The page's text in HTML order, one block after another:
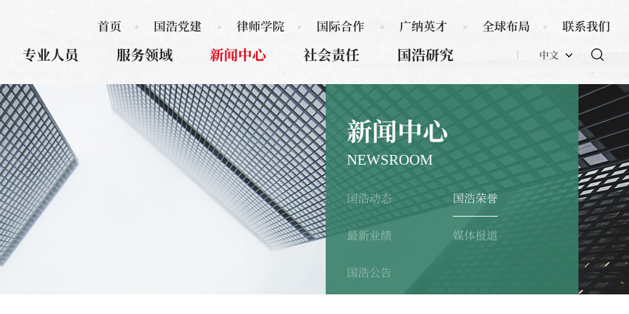
专业人员 服务领域 新闻中心 社会责任 国浩研究 中文
首页 国浩党建 律师学院 国际合作 广纳英才 全球布局 联系我们
新闻中心
NEWSROOM
国浩动态 国浩荣誉
最新业绩 媒体报道
国浩公告